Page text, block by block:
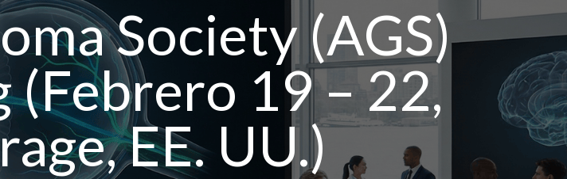
Society (AGS)
19 – 22,
EE. UU.)